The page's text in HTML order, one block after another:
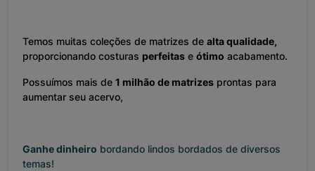
Temos muitas coleções de matrizes de alta qualidade,
proporcionando costuras perfeitas e ótimo acabamento.
Possuímos mais de 1 milhão de matrizes prontas para
aumentar seu acervo,
Ganhe dinheiro bordando lindos bordados de diversos
temas!